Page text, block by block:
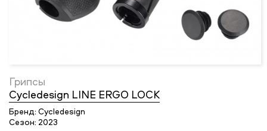
Грипсы
Cycledesign LINE ERGO LOCK
Бренд: Cycledesign
Сезон: 2023